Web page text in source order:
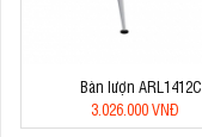
Bàn lượn ARL1412C
3.026.000 VNĐ